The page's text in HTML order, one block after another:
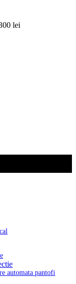
lei
automata pantofi